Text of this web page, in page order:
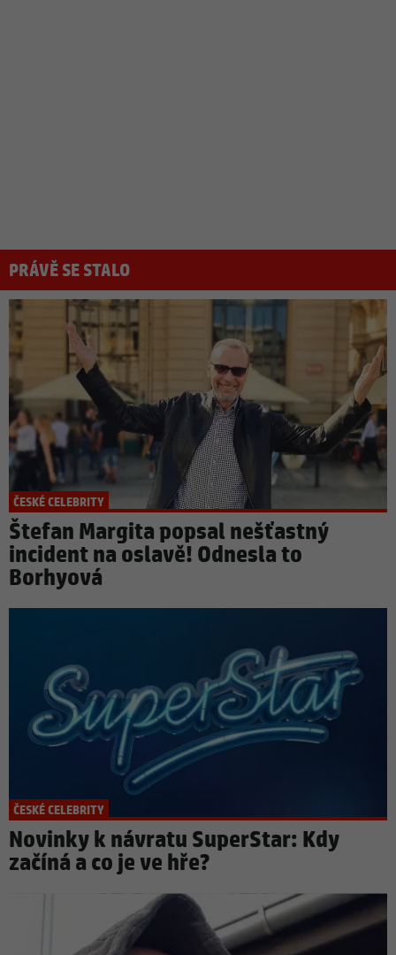
PRÁVĚ SE STALO
ČESKÉ CELEBRITY
Štefan Margita popsal nešťastný
incident na oslavě! Odnesla to
Borhyová
ČESKÉ CELEBRITY
Novinky k návratu SuperStar: Kdy
začíná a co je ve hře?